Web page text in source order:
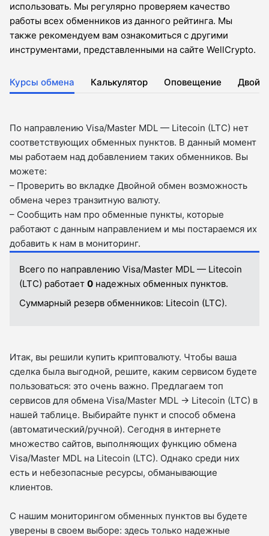
использовать. Мы регулярно проверяем качество
работы всех обменников из данного рейтинга. Мы
также рекомендуем вам ознакомиться с другими
инструментами, представленными на сайте WellCrypto.
Курсы обмена Калькулятор Оповещение
По направлению Visa/Master MDL — Litecoin (LTC) нет
соответствующих обменных пунктов. В данный момент
мы работаем над добавлением таких обменников. Вы
можете:
– Проверить во вкладкe Двойной обмен возможность
обмена через транзитную валюту.
– Сообщить нам про обменные пункты, которые
работают с данным направлением и мы постараемся их
добавить к нам в мониторинг.
Всего по направлению Visa/Master MDL — Litecoin
(LTC) работает 0 надежных обменных пунктов.
Суммарный резерв обменников: Litecoin (LTC).
Итак, вы решили купить криптовалюту. Чтобы ваша
сделка была выгодной, решите, каким сервисом будете
пользоваться: это очень важно. Предлагаем топ
сервисов для обмена Visa/Master MDL → Litecoin (LTC) в
нашей таблице. Выбирайте пункт и способ обмена
(автоматический/ручной). Сегодня в интернете
множество сайтов, выполняющих функцию обмена
Visa/Master MDL на Litecoin (LTC). Однако среди них
есть и небезопасные ресурсы, обманывающие
клиентов.
С нашим мониторингом обменных пунктов вы будете
уверены в своем выборе: здесь только надежные